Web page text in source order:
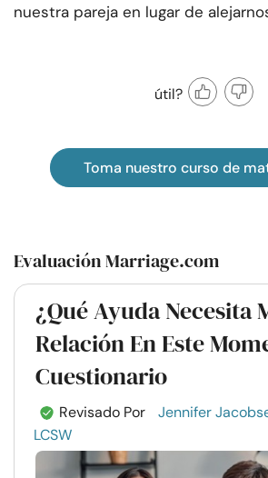
nuestra pareja en lugar de
útil?
Toma nuestro curso de
Evaluación Marriage.com
¿Qué Ayuda Necesita
Relación En Este
Cuestionario
Revisado Por
Jennifer
LCSW